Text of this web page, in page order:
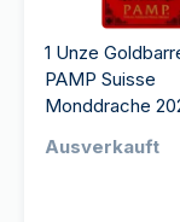
1 Unze
PAMP Suisse
Monddrache
Ausverkauft